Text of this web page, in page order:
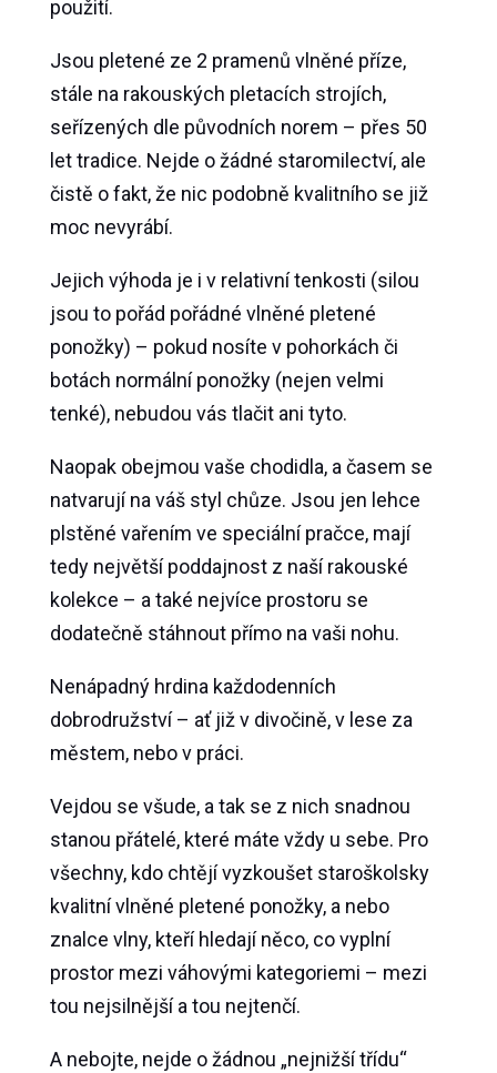
použití.
Jsou pletené ze 2 pramenů vlněné příze,
stále na rakouských pletacích strojích,
seřízených dle původních norem – přes 50
let tradice. Nejde o žádné staromilectví, ale
čistě o fakt, že nic podobně kvalitního se již
moc nevyrábí.
Jejich výhoda je i v relativní tenkosti (silou
jsou to pořád pořádné vlněné pletené
ponožky) – pokud nosíte v pohorkách či
botách normální ponožky (nejen velmi
tenké), nebudou vás tlačit ani tyto.
Naopak obejmou vaše chodidla, a časem se
natvarují na váš styl chůze. Jsou jen lehce
plstěné vařením ve speciální pračce, mají
tedy největší poddajnost z naší rakouské
kolekce – a také nejvíce prostoru se
dodatečně stáhnout přímo na vaši nohu.
Nenápadný hrdina každodenních
dobrodružství – ať již v divočině, v lese za
městem, nebo v práci.
Vejdou se všude, a tak se z nich snadnou
stanou přátelé, které máte vždy u sebe. Pro
všechny, kdo chtějí vyzkoušet staroškolsky
kvalitní vlněné pletené ponožky, a nebo
znalce vlny, kteří hledají něco, co vyplní
prostor mezi váhovými kategoriemi – mezi
tou nejsilnější a tou nejtenčí.
A nebojte, nejde o žádnou „nejnižší třídu“